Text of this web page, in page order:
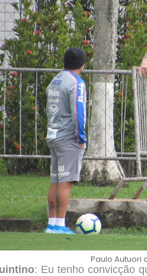
Paulo Autuori
: Eu tenho convicção